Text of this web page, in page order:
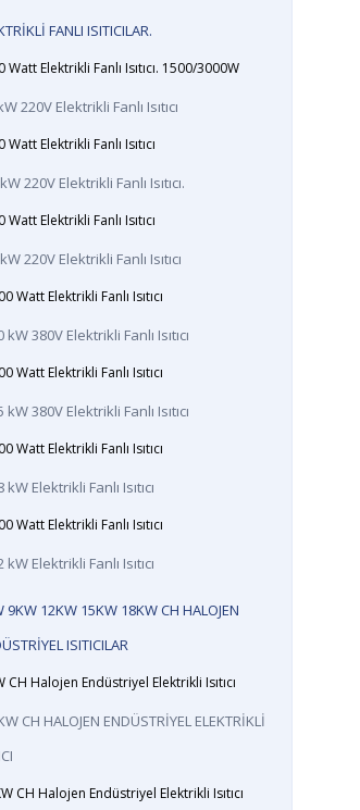
FANLI ISITICILAR.
Watt Elektrikli Fanlı Isıtıcı. 1500/3000W
220V Elektrikli Fanlı Isıtıcı
Watt Elektrikli Fanlı Isıtıcı
220V Elektrikli Fanlı Isıtıcı.
Watt Elektrikli Fanlı Isıtıcı
220V Elektrikli Fanlı Isıtıcı
Watt Elektrikli Fanlı Isıtıcı
kW 380V Elektrikli Fanlı Isıtıcı
Watt Elektrikli Fanlı Isıtıcı
kW 380V Elektrikli Fanlı Isıtıcı
Watt Elektrikli Fanlı Isıtıcı
kW Elektrikli Fanlı Isıtıcı
Watt Elektrikli Fanlı Isıtıcı
kW Elektrikli Fanlı Isıtıcı
9KW 12KW 15KW 18KW CH HALOJEN
ISITICILAR
CH Halojen Endüstriyel Elektrikli Isıtıcı
CH HALOJEN ENDÜSTRİYEL ELEKTRİKLİ
CH Halojen Endüstriyel Elektrikli Isıtıcı